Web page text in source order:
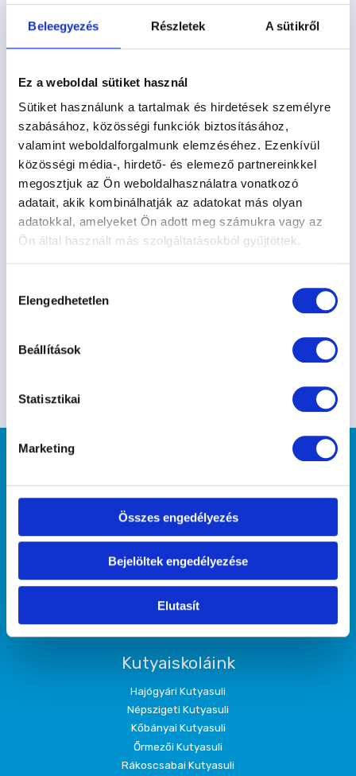
Beleegyezés Részletek A sütikről
Ez a weboldal sütiket használ
Sütiket használunk a tartalmak és hirdetések személyre
szabásához, közösségi funkciók biztosításához,
valamint weboldalforgalmunk elemzéséhez. Ezenkívül
közösségi média-, hirdető- és elemező partnereinkkel
megosztjuk az Ön weboldalhasználatra vonatkozó
adatait, akik kombinálhatják az adatokat más olyan
adatokkal, amelyeket Ön adott meg számukra vagy az
Ön által használt más szolgáltatásokból gyűjtöttek.
kiválasztása
Elengedhetetlen
Beállítások
Statisztikai
Marketing
Összes engedélyezés
Bejelöltek engedélyezése
Elutasít
Ideális kistestű kutyáknak
A mérettáblázat a képek között található
Nézd meg a többi sétához szükséges
Pórázok,
"Mint midőn ha a saját arcunkat akarjuk
megnézni, tükörbe tekintünk, hogy
tekintve ismerjük meg." (Arisztotelész)
Kutyaiskoláink
Hajógyári Kutyasuli
Népszigeti Kutyasuli
Kőbányai Kutyasuli
Őrmezői Kutyasuli
Rákoscsabai Kutyasuli